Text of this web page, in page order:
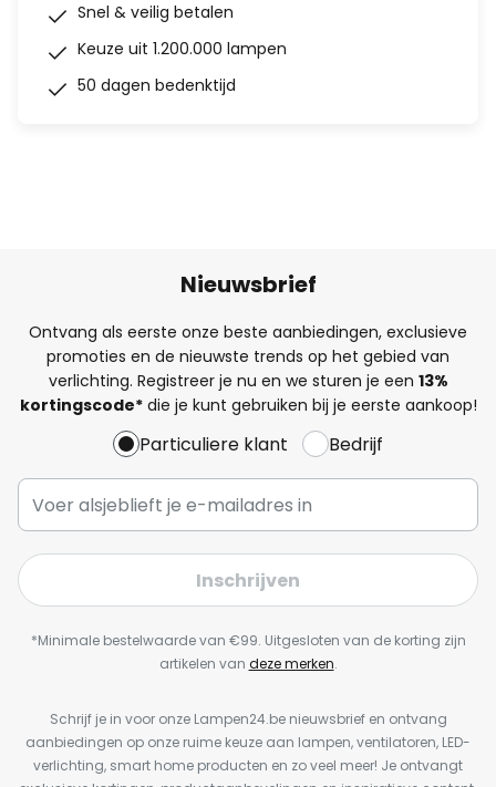
Snel & veilig betalen
Keuze uit 1.200.000 lampen
50 dagen bedenktijd
Nieuwsbrief
Ontvang als eerste onze beste aanbiedingen, exclusieve
promoties en de nieuwste trends op het gebied van
verlichting. Registreer je nu en we sturen je een 13%
kortingscode*die je kunt gebruiken bij je eerste aankoop!
Particuliere klant Bedrijf
Inschrijven
*Minimale bestelwaarde van €99. Uitgesloten van de korting zijn
artikelen van deze merken.
Schrijf je in voor onze Lampen24.be nieuwsbrief en ontvang
aanbiedingen op onze ruime keuze aan lampen, ventilatoren, LED-
verlichting, smart home producten en zo veel meer! Je ontvangt